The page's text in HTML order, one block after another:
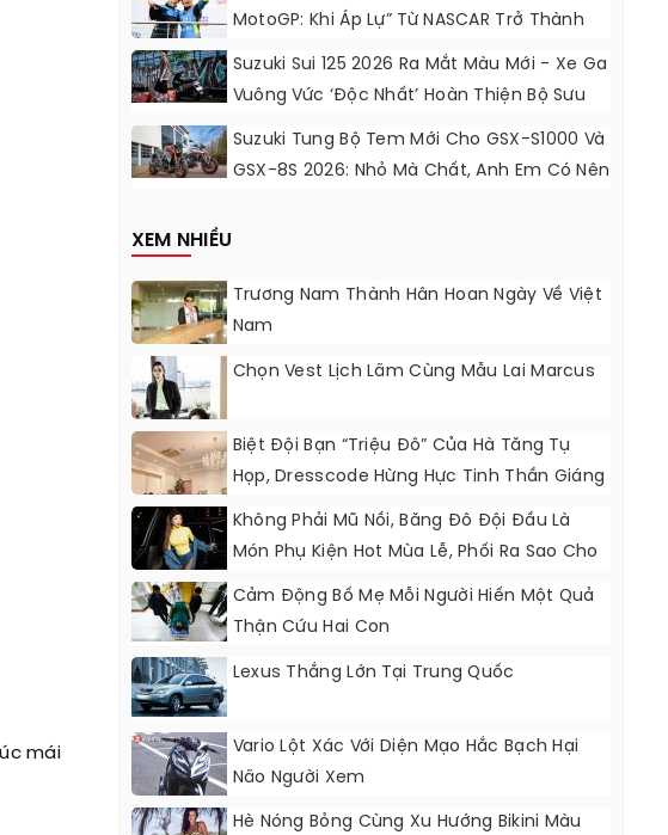
mái
MotoGP: Khi Áp Lự” Từ NASCAR Trở Thành
Động Lực Ngọt Ngào
Suzuki Sui 125 2026 Ra Mắt Màu Mới - Xe Ga
Vuông Vức ‘độc Nhất’ Hoàn Thiện Bộ Sưu
Tập 7 Sắc Cầu Vồng
Suzuki Tung Bộ Tem Mới Cho GSX-S1000 Và
GSX-8S 2026: Nhỏ Mà Chất, Anh Em Có Nên
XEM NHIỀU
Trương Nam Thành Hân Hoan Ngày Về Việt
Nam
Chọn Vest Lịch Lãm Cùng Mẫu Lai Marcus
Biệt Đội Bạn “triệu Đô” Của Hà Tăng Tụ
Họp, Dresscode Hừng Hực Tinh Thần Giáng
Sinh
Không Phải Mũ Nồi, Băng Đô Đội Đầu Là
Món Phụ Kiện Hot Mùa Lễ, Phối Ra Sao Cho
Chất?
Cảm Động Bố Mẹ Mỗi Người Hiến Một Quả
Thận Cứu Hai Con
Lexus Thắng Lớn Tại Trung Quốc
Vario Lột Xác Với Diện Mạo Hắc Bạch Hại
Não Người Xem
Hè Nóng Bỏng Cùng Xu Hướng Bikini Màu